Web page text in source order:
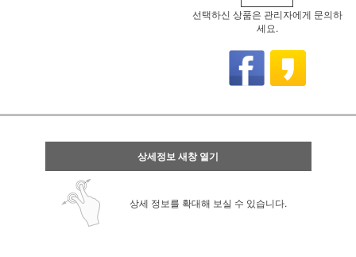
선택하신 상품은 관리자에게 문의하
세요.
상세정보 새창 열기
상세 정보를 확대해 보실 수 있습니다.